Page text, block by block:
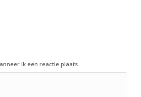
ik een reactie plaats.